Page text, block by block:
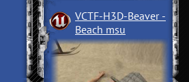
VCTF-H3D-Beaver ­
Beach msu